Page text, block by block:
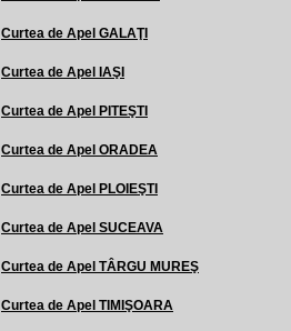
Curtea de Apel GALAŢI
Curtea de Apel IAŞI
Curtea de Apel PITEŞTI
Curtea de Apel ORADEA
Curtea de Apel PLOIEŞTI
Curtea de Apel SUCEAVA
Curtea de Apel TÂRGU MUREŞ
Curtea de Apel TIMIŞOARA